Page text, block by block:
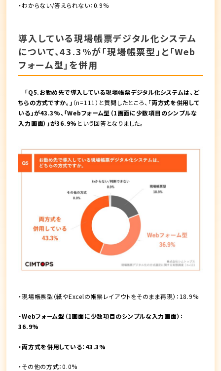
・わからない/答えられない：0.9%
導入している現場帳票デジタル化システム
について、43.3%が「現場帳票型」と「Web
フォーム型」を併用
「Q5.お勤め先で導入している現場帳票デジタル化システムは、ど
ちらの方式ですか。」 （n=111）と質問したところ、「両方式を併用して
いる」が43.3%、「Webフォーム型（1画面に少数項目のシンプルな
入力画面）」が36.9% という回答となりました。
・現場帳票型（紙やExcelの帳票レイアウトをそのまま再現）：18.9%
・Webフォーム型（1画面に少数項目のシンプルな入力画面）：
36.9%
・両方式を併用している：43.3%
・その他の方式：0.0%